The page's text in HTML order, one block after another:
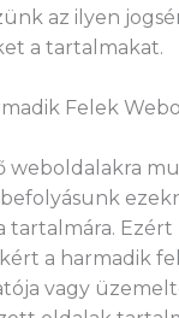
az ilyen
a tartalmakat.
Felek
weboldalakra
tartalmára.
a harmadik
vagy